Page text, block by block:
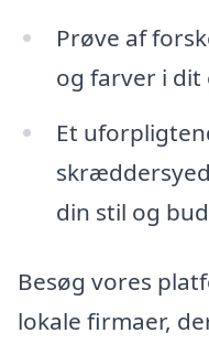
Prøve af
og farver i dit
Et
din stil og
Besøg vores
lokale firmaer,